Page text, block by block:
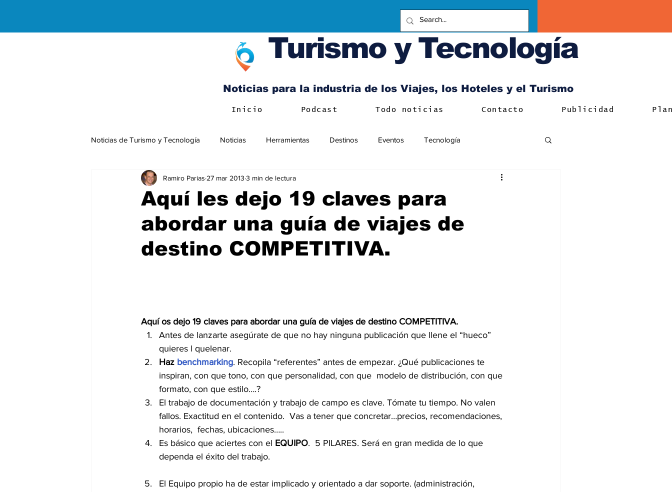
Turismo y Tecnología
Noticias para la industria de los Viajes, los Hoteles y el Turismo
Inicio Podcast Todo noticias Contacto Publicidad
Noticias de Turismo y Tecnología Noticias Herramientas Destinos Eventos Tecnología
Negocios Internacionales
Aquí les dejo 19 claves para
abordar una guía de viajes de
destino COMPETITIVA.
Ramiro Parias 27 mar 2013 3 min de lectura
Aquí os dejo 19 claves para abordar una guía de viajes de destino COMPETITIVA.
Antes de lanzarte asegúrate de que no hay ninguna publicación que llene el “hueco”
quieres l quelenar.
Haz benchmarking. Recopila “referentes” antes de empezar. ¿Qué publicaciones te
inspiran, con que tono, con que personalidad, con que  modelo de distribución, con que
formato, con que estilo….?
El trabajo de documentación y trabajo de campo es clave. Tómate tu tiempo. No valen
fallos. Exactitud en el contenido.  Vas a tener que concretar…precios, recomendaciones,
horarios,  fechas, ubicaciones…..
Es básico que aciertes con el EQUIPO.  5 PILARES. Será en gran medida de lo que
dependa el éxito del trabajo.
El Equipo propio ha de estar implicado y orientado a dar soporte. (administración,